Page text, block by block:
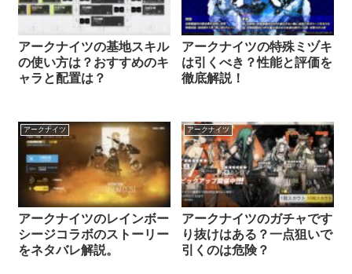
アークナイツの基地スキル
の使い方は？おすすめのキ
ャラと配置は？
アークナイツの特殊ミヅキ
は引くべき？性能と評価を
徹底解説！
アークナイツ
アークナイツのレインボー
シージコラボのストーリー
をネタバレ解説。
アークナイツ
アークナイツのガチャです
り抜けはある？一点狙いで
引くのは危険？